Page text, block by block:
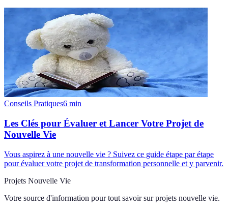
Conseils Pratiques6 min
Les Clés pour Évaluer et Lancer Votre Projet de
Nouvelle Vie
Vous aspirez à une nouvelle vie ? Suivez ce guide étape par étape
pour évaluer votre projet de transformation personnelle et y parvenir.
Projets Nouvelle Vie
Votre source d'information pour tout savoir sur projets nouvelle vie.